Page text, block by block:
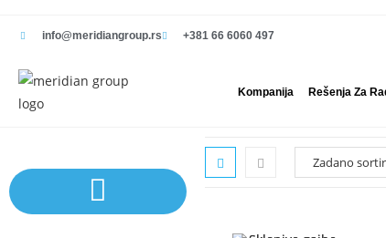
info@meridiangroup.rs +381 66 6060 497
Kompanija Rešenja Za